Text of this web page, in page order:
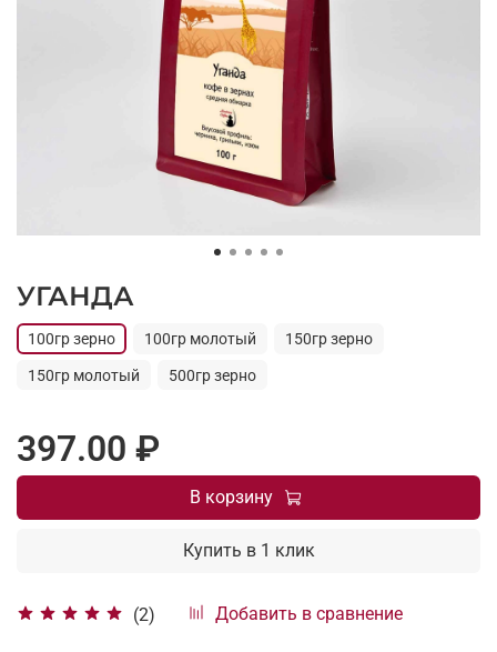
УГАНДА
(2) Добавить в сравнение
100гр зерно 100гр молотый 150гр зерно
150гр молотый 500гр зерно
397.00 ₽
В корзину
Купить в 1 клик